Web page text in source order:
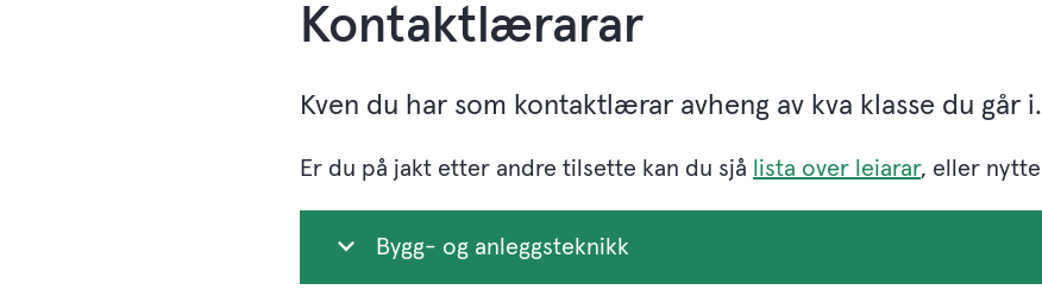
Kontaktlærarar
Kven du har som kontaktlærar avheng av kva klasse du går i.
Er du på jakt etter andre tilsette kan du sjå lista over leiarar, eller nytte
Bygg- og anleggsteknikk